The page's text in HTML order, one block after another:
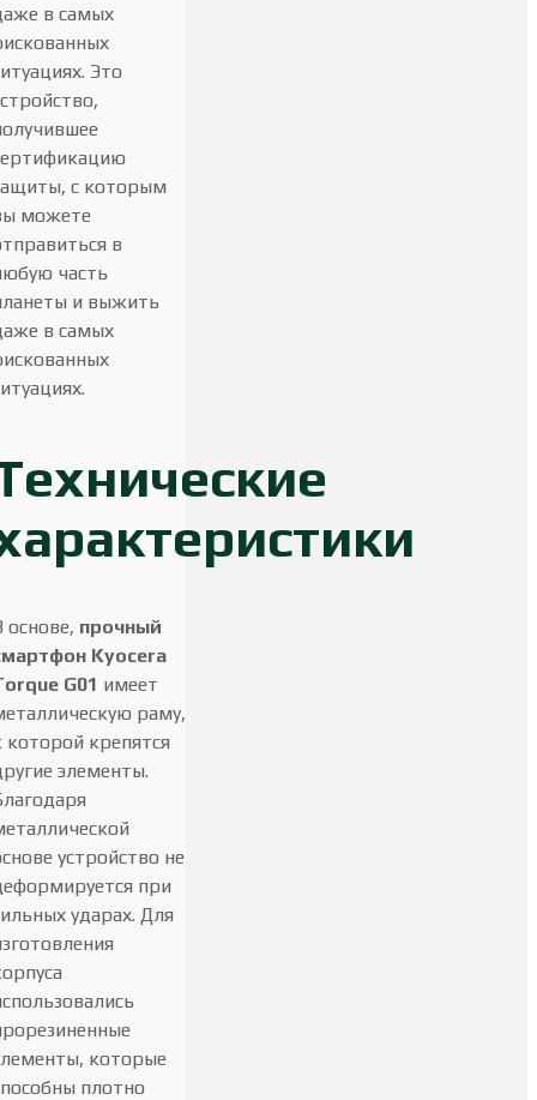
в самых
Это
с которым
можете
в
часть
и выжить
в самых
основе, прочный
Kyocera
G01 имеет
раму,
которой крепятся
элементы.
устройство не
при
ударах. Для
которые
плотно